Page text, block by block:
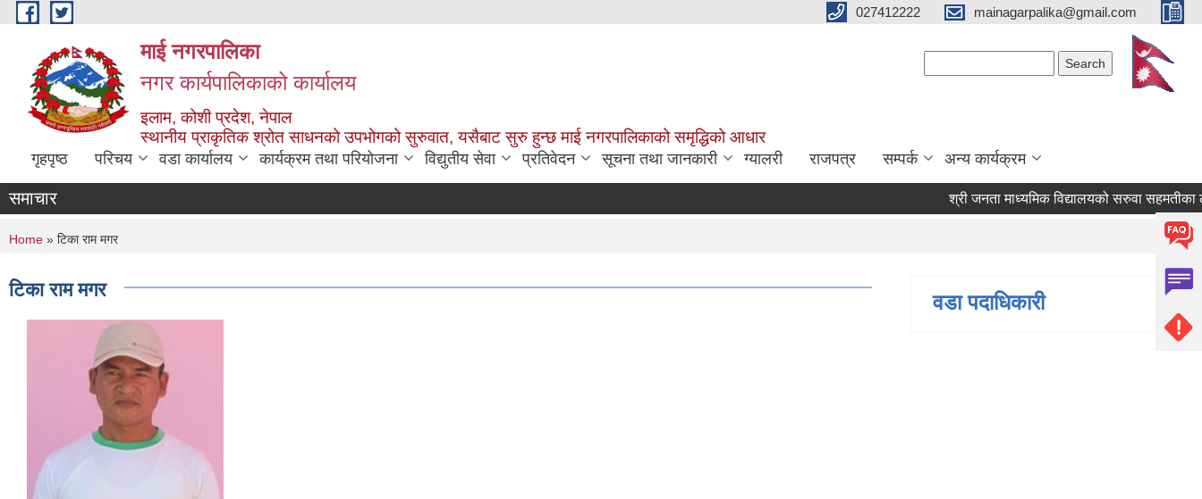
Skip to main content 027412222 mainagarpalika@gmail.com
माई नगरपालिका
नगर कार्यपालिकाको कार्यालय
इलाम, कोशी प्रदेश, नेपाल
स्थानीय प्राकृतिक श्रोत साधनको उपभोगको सुरुवात, यसैबाट सुरु हुन्छ माई नगरपालिकाको समृद्धिको आधार
गृहपृष्ठ परिचय वडा कार्यालय कार्यक्रम तथा परियोजना विद्युतीय सेवा प्रतिवेदन सूचना तथा जानकारी ग्यालरी राजपत्र सम्पर्क अन्य कार्यक्रम
समाचार श्री जनता माध्यमिक विद्यालयको सरुवा सहमतीका
You are here
Home » टिका राम मगर
टिका राम मगर
वडा पदाधिकारी